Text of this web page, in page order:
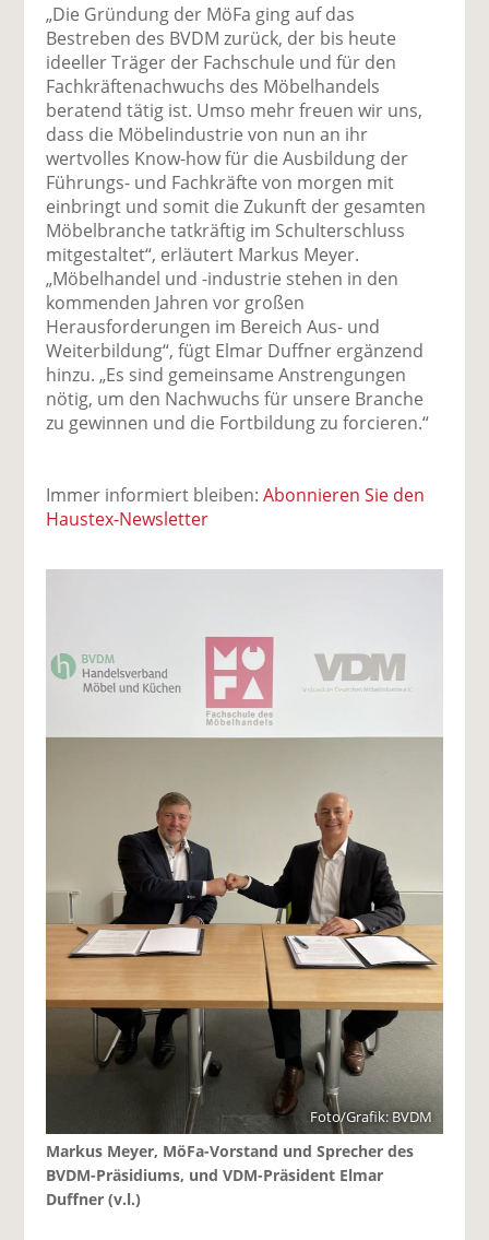
„Die Gründung der MöFa ging auf das
Bestreben des BVDM zurück, der bis heute
ideeller Träger der Fachschule und für den
Fachkräftenachwuchs des Möbelhandels
beratend tätig ist. Umso mehr freuen wir uns,
dass die Möbelindustrie von nun an ihr
wertvolles Know-how für die Ausbildung der
Führungs- und Fachkräfte von morgen mit
einbringt und somit die Zukunft der gesamten
Möbelbranche tatkräftig im Schulterschluss
mitgestaltet“, erläutert Markus Meyer.
„Möbelhandel und -industrie stehen in den
kommenden Jahren vor großen
Herausforderungen im Bereich Aus- und
Weiterbildung“, fügt Elmar Duffner ergänzend
hinzu. „Es sind gemeinsame Anstrengungen
nötig, um den Nachwuchs für unsere Branche
zu gewinnen und die Fortbildung zu forcieren.“
Immer informiert bleiben:Abonnieren Sie den
Haustex-Newsletter
Foto/Grafik: BVDM
Markus Meyer, MöFa-Vorstand und Sprecher des
BVDM-Präsidiums, und VDM-Präsident Elmar
Duffner (v.l.)